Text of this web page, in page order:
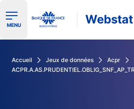
Ouvrir le menu de navigation
MENU Webstat
Accueil Jeux de données
Acpr